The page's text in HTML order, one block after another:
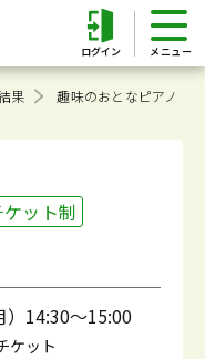
ログイン
果 趣味のおとなピアノ
ケット制
）14:30～15:00
ケット